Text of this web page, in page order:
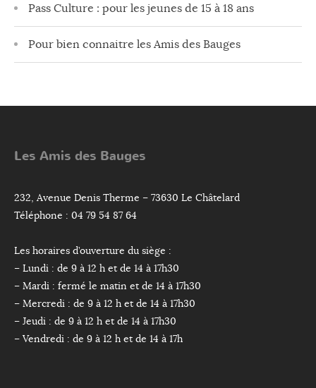
Pass Culture : pour les jeunes de 15 à 18 ans
Pour bien connaitre les Amis des Bauges
Les Amis des Bauges
232, Avenue Denis Therme – 73630 Le Châtelard
Téléphone : 04 79 54 87 64
Les horaires d’ouverture du siège :
– Lundi : de 9 à 12 h et de 14 à 17h30
– Mardi : fermé le matin et de 14 à 17h30
– Mercredi : de 9 à 12 h et de 14 à 17h30
– Jeudi : de 9 à 12 h et de 14 à 17h30
– Vendredi : de 9 à 12 h et de 14 à 17h